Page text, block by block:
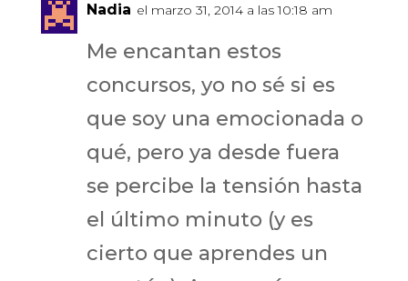
Nadia el marzo 31, 2014 a las 10:18 am
Me encantan estos
concursos, yo no sé si es
que soy una emocionada o
qué, pero ya desde fuera
se percibe la tensión hasta
el último minuto (y es
cierto que aprendes un